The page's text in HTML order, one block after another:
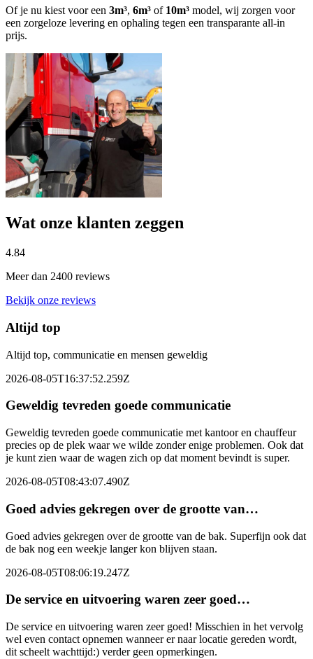
Of je nu kiest voor een 3m³, 6m³ of 10m³ model, wij zorgen voor
een zorgeloze levering en ophaling tegen een transparante all-in
prijs.
Wat onze klanten zeggen
4.84
Meer dan 2400 reviews
Bekijk onze reviews
Altijd top
Altijd top, communicatie en mensen geweldig
2026-08-05T16:37:52.259Z
Geweldig tevreden goede communicatie
Geweldig tevreden goede communicatie met kantoor en chauffeur
precies op de plek waar we wilde zonder enige problemen. Ook dat
je kunt zien waar de wagen zich op dat moment bevindt is super.
2026-08-05T08:43:07.490Z
Goed advies gekregen over de grootte van…
Goed advies gekregen over de grootte van de bak. Superfijn ook dat
de bak nog een weekje langer kon blijven staan.
2026-08-05T08:06:19.247Z
De service en uitvoering waren zeer goed…
De service en uitvoering waren zeer goed! Misschien in het vervolg
wel even contact opnemen wanneer er naar locatie gereden wordt,
dit scheelt wachttijd:) verder geen opmerkingen.